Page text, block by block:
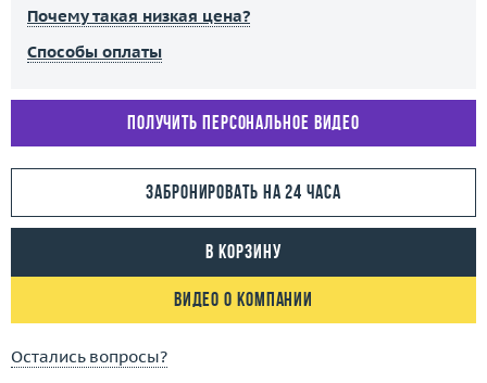
Почему такая низкая цена?
Способы оплаты
Получить персональное видео
Забронировать на 24 часа
В корзину
Видео о компании
Остались вопросы?